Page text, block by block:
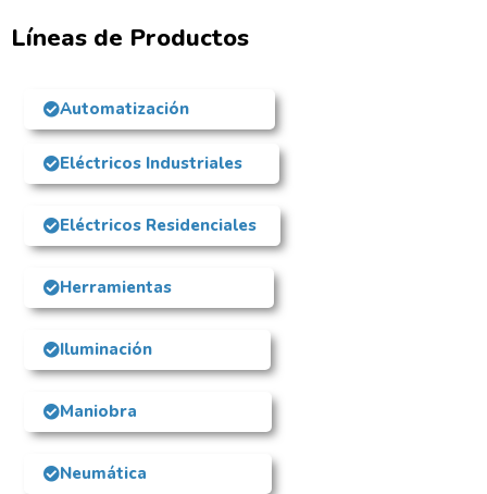
Líneas de Productos
Automatización
Eléctricos Industriales
Eléctricos Residenciales
Herramientas
Iluminación
Maniobra
Neumática